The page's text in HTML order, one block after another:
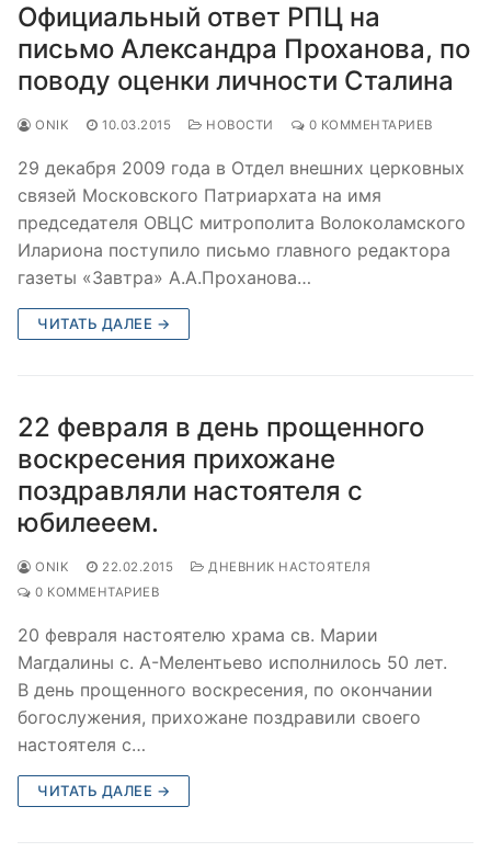
Официальный ответ РПЦ на
письмо Александра Проханова, по
поводу оценки личности Сталина
ONIK 10.03.2015 НОВОСТИ 0 КОММЕНТАРИЕВ
29 декабря 2009 года в Отдел внешних церковных
связей Московского Патриархата на имя
председателя ОВЦС митрополита Волоколамского
Илариона поступило письмо главного редактора
газеты «Завтра» А.А.Проханова…
ЧИТАТЬ ДАЛЕЕ →
22 февраля в день прощенного
воскресения прихожане
поздравляли настоятеля с
юбилееем.
ONIK 22.02.2015
ДНЕВНИК НАСТОЯТЕЛЯ
0 КОММЕНТАРИЕВ
20 февраля настоятелю храма св. Марии
Магдалины с. А-Мелентьево исполнилось 50 лет.
В день прощенного воскресения, по окончании
богослужения, прихожане поздравили своего
настоятеля с…
ЧИТАТЬ ДАЛЕЕ →